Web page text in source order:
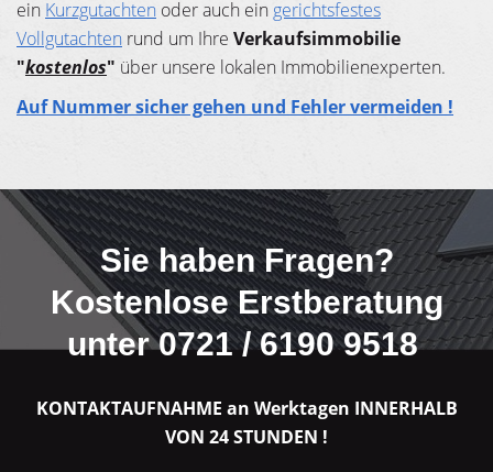
ein Kurzgutachten oder auch ein gerichtsfestes
Vollgutachten rund um Ihre Verkaufsimmobilie
"kostenlos" über unsere lokalen Immobilienexperten.
Auf Nummer sicher gehen und Fehler vermeiden !
Sie haben Fragen?
Kostenlose Erstberatung
unter 0721 / 6190 9518
KONTAKTAUFNAHME an Werktagen INNERHALB
VON 24 STUNDEN !